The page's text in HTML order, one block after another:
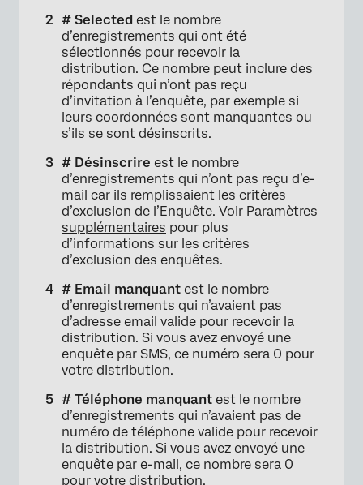
# Selected est le nombre
d’enregistrements qui ont été
sélectionnés pour recevoir la
distribution. Ce nombre peut inclure des
répondants qui n’ont pas reçu
d’invitation à l’enquête, par exemple si
leurs coordonnées sont manquantes ou
s’ils se sont désinscrits.
# Désinscrire est le nombre
d’enregistrements qui n’ont pas reçu d’e-
mail car ils remplissaient les critères
d’exclusion de l’Enquête. Voir Paramètres
supplémentaires pour plus
d’informations sur les critères
d’exclusion des enquêtes.
# Email manquant est le nombre
d’enregistrements qui n’avaient pas
d’adresse email valide pour recevoir la
distribution. Si vous avez envoyé une
enquête par SMS, ce numéro sera 0 pour
votre distribution.
# Téléphone manquant est le nombre
d’enregistrements qui n’avaient pas de
numéro de téléphone valide pour recevoir
la distribution. Si vous avez envoyé une
enquête par e-mail, ce nombre sera 0
pour votre distribution.